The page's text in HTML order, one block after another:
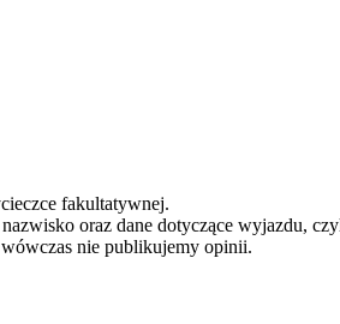
fakultatywnej.
oraz dane dotyczące wyjazdu,
nie publikujemy opinii.